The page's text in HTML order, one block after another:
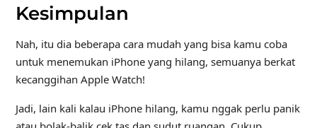
Kesimpulan
Nah, itu dia beberapa cara mudah yang bisa kamu coba
untuk menemukan iPhone yang hilang, semuanya berkat
kecanggihan Apple Watch!
Jadi, lain kali kalau iPhone hilang, kamu nggak perlu panik